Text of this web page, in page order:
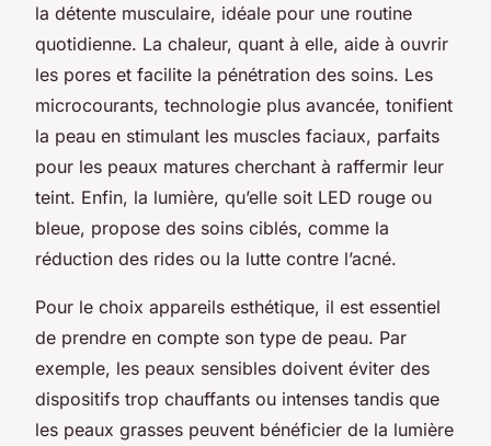
la détente musculaire, idéale pour une routine
quotidienne. La chaleur, quant à elle, aide à ouvrir
les pores et facilite la pénétration des soins. Les
microcourants, technologie plus avancée, tonifient
la peau en stimulant les muscles faciaux, parfaits
pour les peaux matures cherchant à raffermir leur
teint. Enfin, la lumière, qu’elle soit LED rouge ou
bleue, propose des soins ciblés, comme la
réduction des rides ou la lutte contre l’acné.
Pour le choix appareils esthétique, il est essentiel
de prendre en compte son type de peau. Par
exemple, les peaux sensibles doivent éviter des
dispositifs trop chauffants ou intenses tandis que
les peaux grasses peuvent bénéficier de la lumière